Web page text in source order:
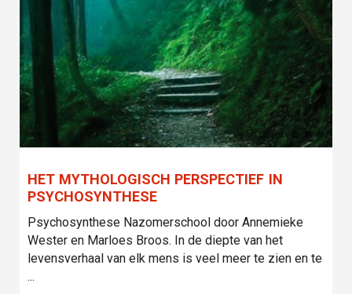
HET MYTHOLOGISCH PERSPECTIEF IN
PSYCHOSYNTHESE
Psychosynthese Nazomerschool door Annemieke
Wester en Marloes Broos. In de diepte van het
levensverhaal van elk mens is veel meer te zien en te
...